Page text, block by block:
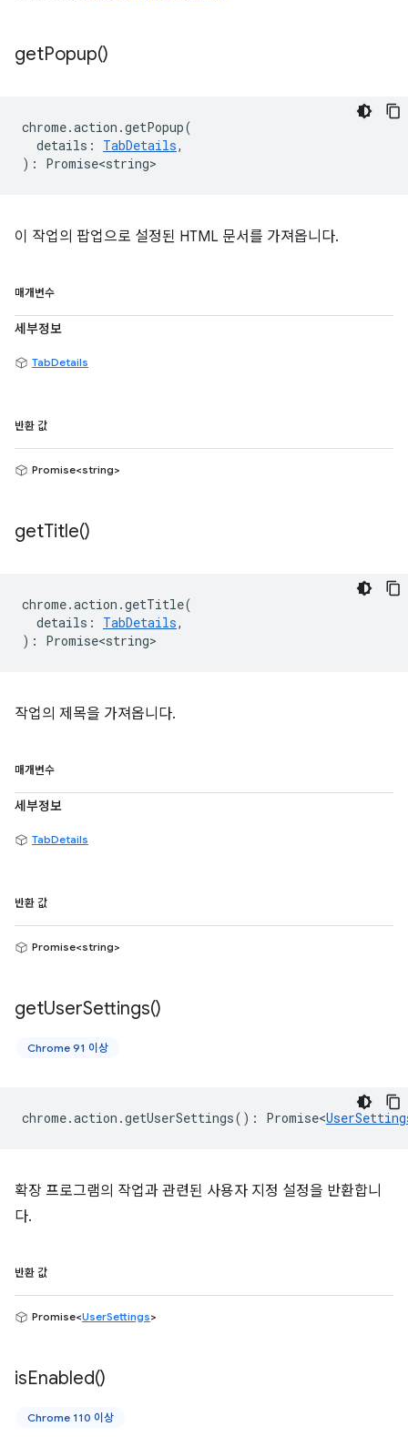
getPopup()
chrome.action .getPopup(
details : TabDetails,
) : Promise<string>
이 작업의 팝업으로 설정된 HTML 문서를 가져옵니다.
매개변수
세부정보
TabDetails
반환 값
Promise<string>
getTitle()
chrome.action .getTitle(
details : TabDetails,
) : Promise<string>
작업의 제목을 가져옵니다.
매개변수
세부정보
TabDetails
반환 값
Promise<string>
getUserSettings()
Chrome 91 이상
chrome.action .getUserSettings() : Promise<
확장 프로그램의 작업과 관련된 사용자 지정 설정을 반환합니
다.
반환 값
Promise<UserSettings>
isEnabled()
Chrome 110 이상